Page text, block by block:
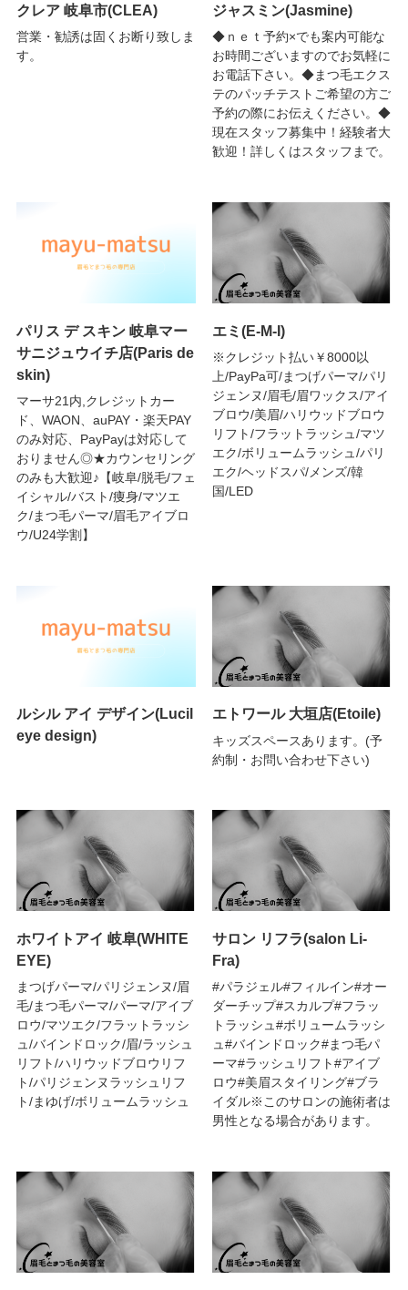
クレア 岐阜市(CLEA)
営業・勧誘は固くお断り致しま
す。
ジャスミン(Jasmine)
◆ｎｅｔ予約×でも案内可能な
お時間ございますのでお気軽に
お電話下さい。◆まつ毛エクス
テのパッチテストご希望の方ご
予約の際にお伝えください。◆
現在スタッフ募集中！経験者大
歓迎！詳しくはスタッフまで。
パリス デ スキン 岐阜マー
サニジュウイチ店(Paris de
skin)
マーサ21内,クレジットカー
ド、WAON、auPAY・楽天PAY
のみ対応、PayPayは対応して
おりません◎★カウンセリング
のみも大歓迎♪【岐阜/脱毛/フェ
イシャル/バスト/痩身/マツエ
ク/まつ毛パーマ/眉毛アイブロ
ウ/U24学割】
エミ(E-M-I)
※クレジット払い￥8000以
上/PayPa可/まつげパーマ/パリ
ジェンヌ/眉毛/眉ワックス/アイ
ブロウ/美眉/ハリウッドブロウ
リフト/フラットラッシュ/マツ
エク/ボリュームラッシュ/パリ
エク/ヘッドスパ/メンズ/韓
国/LED
ルシル アイ デザイン(Lucil
eye design)
エトワール 大垣店(Etoile)
キッズスペースあります。(予
約制・お問い合わせ下さい)
ホワイトアイ 岐阜(WHITE
EYE)
まつげパーマ/パリジェンヌ/眉
毛/まつ毛パーマ/パーマ/アイブ
ロウ/マツエク/フラットラッシ
ュ/バインドロック/眉/ラッシュ
リフト/ハリウッドブロウリフ
ト/パリジェンヌラッシュリフ
ト/まゆげ/ボリュームラッシュ
サロン リフラ(salon Li-
Fra)
#パラジェル#フィルイン#オー
ダーチップ#スカルプ#フラッ
トラッシュ#ボリュームラッシ
ュ#バインドロック#まつ毛パ
ーマ#ラッシュリフト#アイブ
ロウ#美眉スタイリング#ブラ
イダル※このサロンの施術者は
男性となる場合があります。